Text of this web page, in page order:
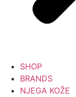
SHOP
BRANDS
NJEGA KOŽE